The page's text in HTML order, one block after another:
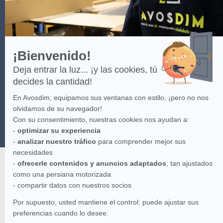
¡Bienvenido!
Deja entrar la luz... ¡y las cookies, tú
decides la cantidad!
En Avosdim, equipamos sus ventanas con estilo, ¡pero no nos
olvidamos de su navegador!
Con su consentimiento, nuestras cookies nos ayudan a:
- optimizar su experiencia
- analizar nuestro tráfico para comprender mejor sus
necesidades
- ofrecerle contenidos y anuncios adaptados , tan ajustados
como una persiana motorizada
- compartir datos con nuestros socios
Por supuesto, usted mantiene el control: puede ajustar sus
preferencias cuando lo desee.